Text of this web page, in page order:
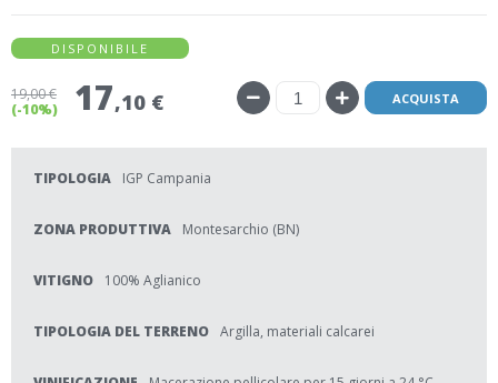
DISPONIBILE
19,00 €
(-10%)
17,10 € ACQUISTA
TIPOLOGIA IGP Campania
ZONA PRODUTTIVA Montesarchio (BN)
VITIGNO 100% Aglianico
TIPOLOGIA DEL TERRENO Argilla, materiali calcarei